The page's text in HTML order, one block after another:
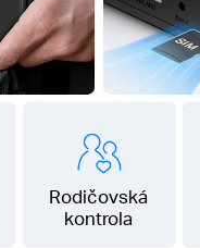
Rodičovská
kontrola